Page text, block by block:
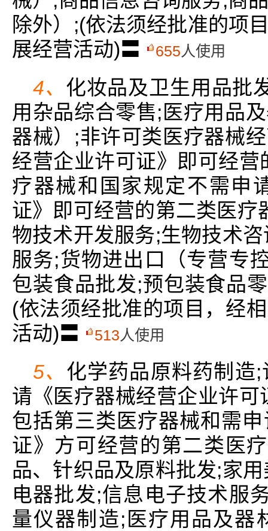
除外）;(依法须经批准的项
展经营活动)〓
655人使用
4、 化妆品及卫生用品批
用杂品综合零售;医疗用品
器械）;非许可类医疗器械
经营企业许可证》即可经营
疗器械和国家规定不需申
证》即可经营的第二类医疗
物技术开发服务;生物技术
服务;货物进出口（专营专
包装食品批发;预包装食品
(依法须经批准的项目，经
活动)〓
513人使用
5、 化学药品原料药制造
请《医疗器械经营企业许可
包括第三类医疗器械和需
证》方可经营的第二类医
品、针织品及原料批发;家
电器批发;信息电子技术服
量仪器制造;医疗用品及器